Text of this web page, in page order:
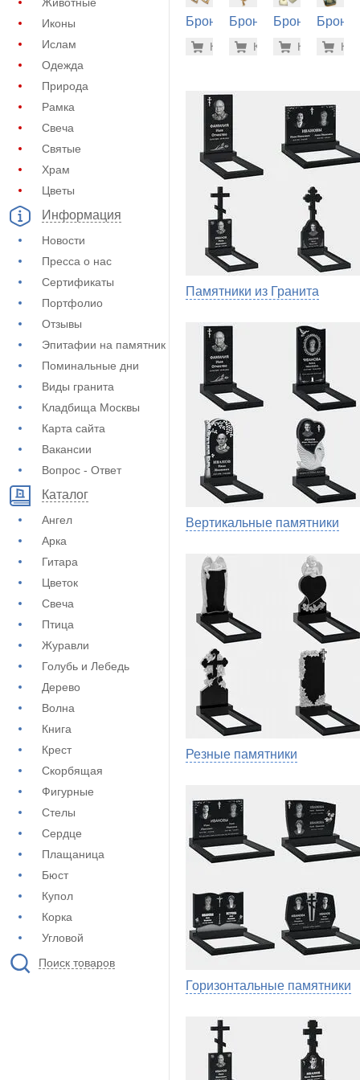
Иконы
Ислам
Одежда
Природа
Рамка
Свеча
Святые
Храм
Цветы
Информация
Новости
Пресса о нас
Сертификаты
Портфолио
Отзывы
Эпитафии на памятник
Поминальные дни
Виды гранита
Кладбища Москвы
Карта сайта
Вакансии
Вопрос - Ответ
Каталог
Ангел
Арка
Гитара
Цветок
Свеча
Птица
Журавли
Голубь и Лебедь
Дерево
Волна
Книга
Крест
Скорбящая
Фигурные
Стелы
Сердце
Плащаница
Бюст
Купол
Корка
Угловой
Поиск товаров
Бронза
памятник
-7% 74.500
Купить
Бронза
памятник
-7%
Купить
Бронза
памятник
-
Купить
Бронза
Памятники из Гранита
Вертикальные памятники
Резные памятники
Горизонтальные памятники